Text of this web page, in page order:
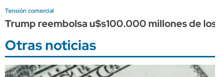
Tensión comercial
Trump reembolsa u$s100.000 millones de los
Otras noticias